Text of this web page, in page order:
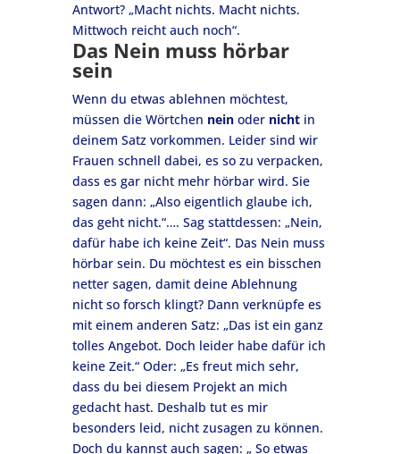
Antwort? „Macht nichts. Macht nichts.
Mittwoch reicht auch noch“.
Das Nein muss hörbar
sein
Wenn du etwas ablehnen möchtest,
müssen die Wörtchen neinoder nichtin
deinem Satz vorkommen. Leider sind wir
Frauen schnell dabei, es so zu verpacken,
dass es gar nicht mehr hörbar wird. Sie
sagen dann: „Also eigentlich glaube ich,
das geht nicht.“…. Sag stattdessen: „Nein,
dafür habe ich keine Zeit“. Das Nein muss
hörbar sein. Du möchtest es ein bisschen
netter sagen, damit deine Ablehnung
nicht so forsch klingt? Dann verknüpfe es
mit einem anderen Satz: „Das ist ein ganz
tolles Angebot. Doch leider habe dafür ich
keine Zeit.“ Oder: „Es freut mich sehr,
dass du bei diesem Projekt an mich
gedacht hast. Deshalb tut es mir
besonders leid, nicht zusagen zu können.
Doch du kannst auch sagen: „ So etwas